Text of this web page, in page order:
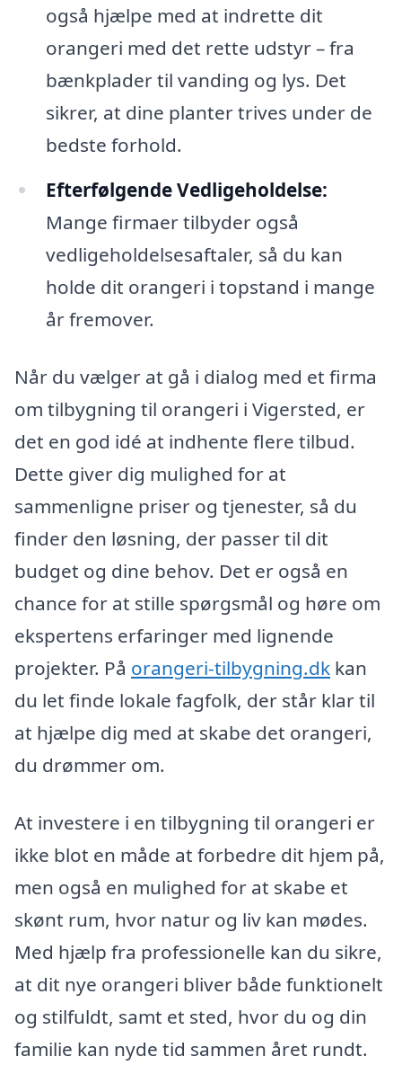
også hjælpe med at indrette dit
orangeri med det rette udstyr – fra
bænkplader til vanding og lys. Det
sikrer, at dine planter trives under de
bedste forhold.
Efterfølgende Vedligeholdelse:
Mange firmaer tilbyder også
vedligeholdelsesaftaler, så du kan
holde dit orangeri i topstand i mange
år fremover.
Når du vælger at gå i dialog med et firma
om tilbygning til orangeri i Vigersted, er
det en god idé at indhente flere tilbud.
Dette giver dig mulighed for at
sammenligne priser og tjenester, så du
finder den løsning, der passer til dit
budget og dine behov. Det er også en
chance for at stille spørgsmål og høre om
ekspertens erfaringer med lignende
projekter. På orangeri-tilbygning.dk kan
du let finde lokale fagfolk, der står klar til
at hjælpe dig med at skabe det orangeri,
du drømmer om.
At investere i en tilbygning til orangeri er
ikke blot en måde at forbedre dit hjem på,
men også en mulighed for at skabe et
skønt rum, hvor natur og liv kan mødes.
Med hjælp fra professionelle kan du sikre,
at dit nye orangeri bliver både funktionelt
og stilfuldt, samt et sted, hvor du og din
familie kan nyde tid sammen året rundt.